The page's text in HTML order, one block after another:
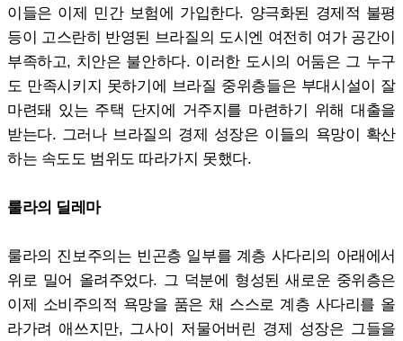
이들은 이제 민간 보험에 가입한다. 양극화된 경제적 불평
등이 고스란히 반영된 브라질의 도시엔 여전히 여가 공간이
부족하고, 치안은 불안하다. 이러한 도시의 어둠은 그 누구
도 만족시키지 못하기에 브라질 중위층들은 부대시설이 잘
마련돼 있는 주택 단지에 거주지를 마련하기 위해 대출을
받는다. 그러나 브라질의 경제 성장은 이들의 욕망이 확산
하는 속도도 범위도 따라가지 못했다.
룰라의 딜레마
룰라의 진보주의는 빈곤층 일부를 계층 사다리의 아래에서
위로 밀어 올려주었다. 그 덕분에 형성된 새로운 중위층은
이제 소비주의적 욕망을 품은 채 스스로 계층 사다리를 올
라가려 애쓰지만, 그사이 저물어버린 경제 성장은 그들을